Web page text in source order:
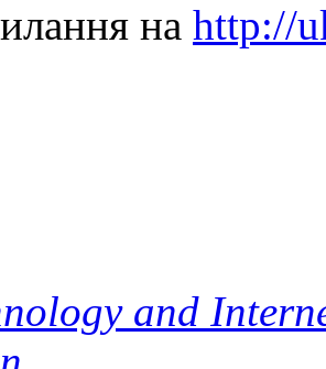
на http://
and